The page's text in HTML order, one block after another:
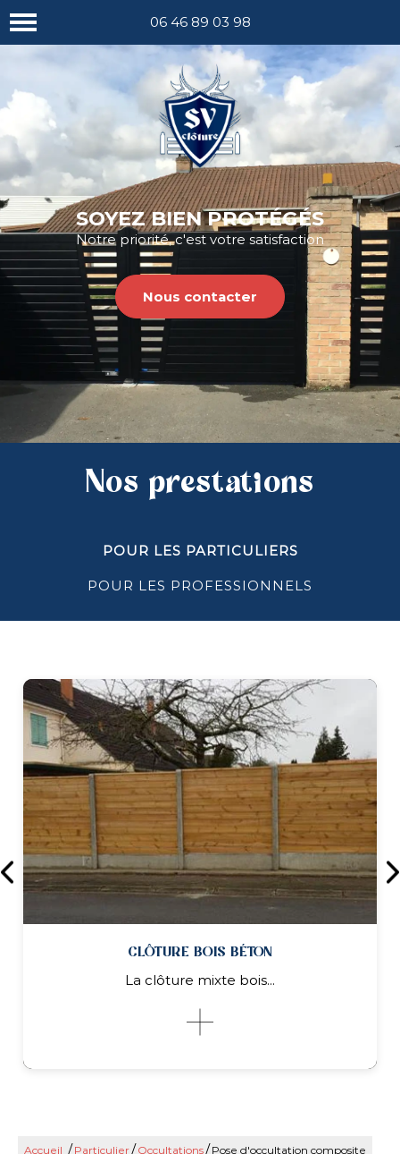
06 46 89 03 98
SOYEZ BIEN PROTÉGÉS
Notre priorité, c'est votre satisfaction
Nous contacter
Nos prestations
POUR LES PARTICULIERS
POUR LES PROFESSIONNELS
CLÔTURE BOIS BÉTON
La clôture mixte bois...
Accueil / Particulier/ Occultations/ Pose d'occultation composite